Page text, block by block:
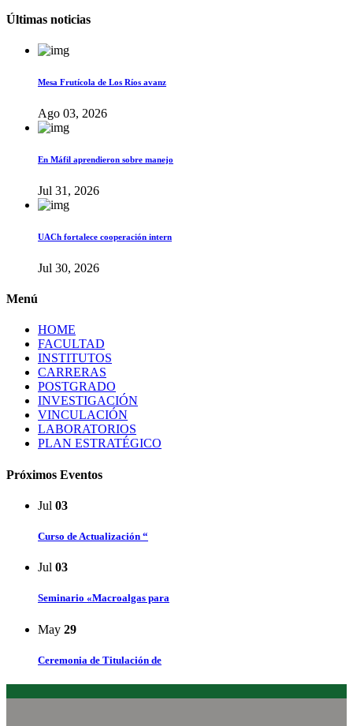
Últimas noticias
Mesa Frutícola de Los Ríos avanz
Ago 03, 2026
En Máfil aprendieron sobre manejo
Jul 31, 2026
UACh fortalece cooperación intern
Jul 30, 2026
Menú
HOME
FACULTAD
INSTITUTOS
CARRERAS
POSTGRADO
INVESTIGACIÓN
VINCULACIÓN
LABORATORIOS
PLAN ESTRATÉGICO
Próximos Eventos
Jul 03
Curso de Actualización “
Jul 03
Seminario «Macroalgas para
May 29
Ceremonia de Titulación de